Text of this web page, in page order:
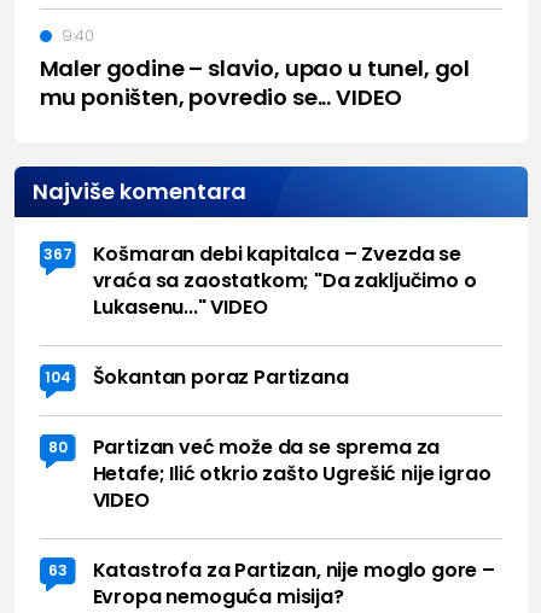
Maler godine – slavio, upao u tunel, gol
mu poništen, povredio se... VIDEO
9:40
Najviše komentara
367
Košmaran debi kapitalca – Zvezda se
vraća sa zaostatkom; "Da zaključimo o
Lukasenu..." VIDEO
104 Šokantan poraz Partizana
80
Partizan već može da se sprema za
Hetafe; Ilić otkrio zašto Ugrešić nije igrao
VIDEO
63
Katastrofa za Partizan, nije moglo gore –
Evropa nemoguća misija?